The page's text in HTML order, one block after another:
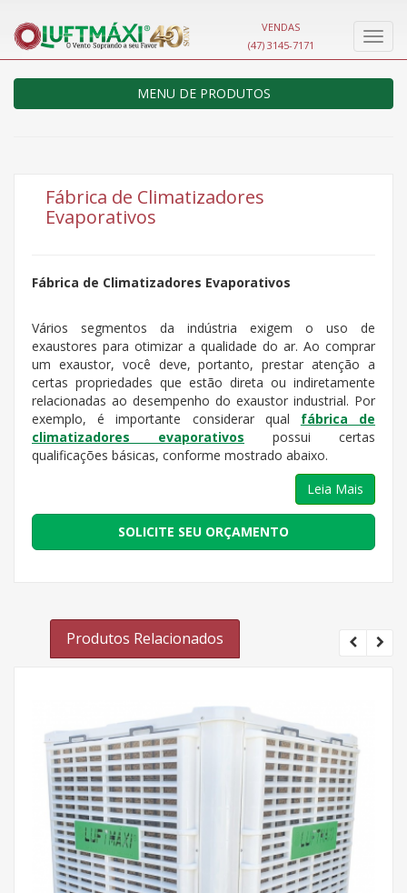
VENDAS
(47) 3145-7171
MENU DE PRODUTOS
Fábrica de Climatizadores
Evaporativos
Fábrica de Climatizadores Evaporativos
Vários segmentos da indústria exigem o uso de
exaustores para otimizar a qualidade do ar. Ao comprar
um exaustor, você deve, portanto, prestar atenção a
certas propriedades que estão direta ou indiretamente
relacionadas ao desempenho do exaustor industrial. Por
exemplo, é importante considerar qual fábrica de
climatizadores evaporativos possui certas
qualificações básicas, conforme mostrado abaixo.
Leia Mais
SOLICITE SEU ORÇAMENTO
Produtos Relacionados